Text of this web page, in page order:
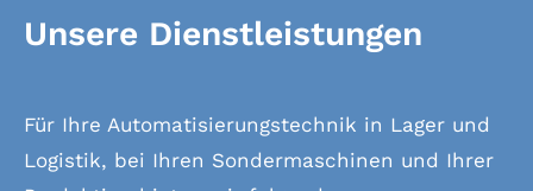
Unsere Dienstleistungen
Für Ihre Automatisierungstechnik in Lager und
Logistik, bei Ihren Sondermaschinen und Ihrer